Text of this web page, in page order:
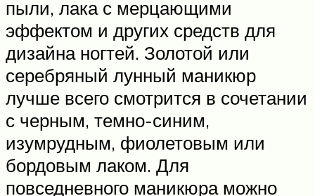
пыли, лака с мерцающими
эффектом и других средств для
дизайна ногтей. Золотой или
серебряный лунный маникюр
лучше всего смотрится в сочетании
с черным, темно-синим,
изумрудным, фиолетовым или
бордовым лаком. Для
повседневного маникюра можно